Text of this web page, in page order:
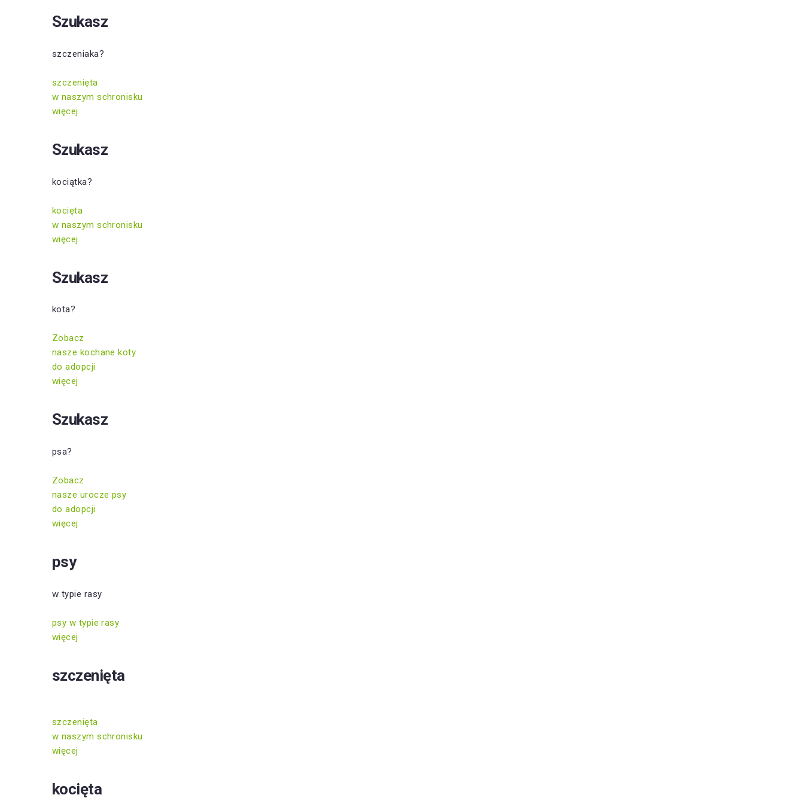
Szukasz
szczeniaka?
szczenięta
w naszym schronisku
więcej
Szukasz
kociątka?
kocięta
w naszym schronisku
więcej
Szukasz
kota?
Zobacz
nasze kochane koty
do adopcji
więcej
Szukasz
psa?
Zobacz
nasze urocze psy
do adopcji
więcej
psy
w typie rasy
psy w typie rasy
więcej
szczenięta
szczenięta
w naszym schronisku
więcej
kocięta